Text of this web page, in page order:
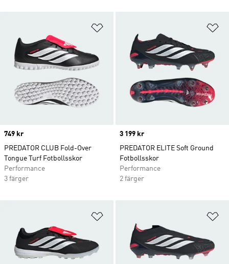
Price
749 kr
PREDATOR CLUB Fold-Over
Tongue Turf Fotbollsskor
Performance
3 färger
Price
3 199 kr
PREDATOR ELITE Soft Ground
Fotbollsskor
Performance
2 färger